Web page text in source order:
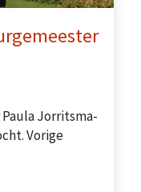
Jorritsma-
Vorige